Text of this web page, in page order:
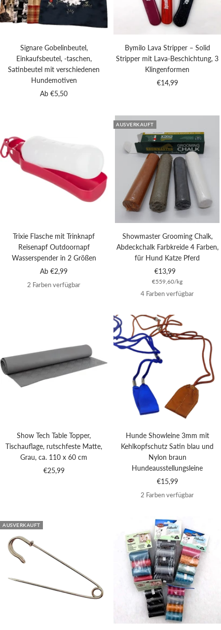
Signare Gobelinbeutel,
Einkaufsbeutel, -taschen,
Satinbeutel mit verschiedenen
Hundemotiven
Angebotspreis
Ab €5,50
Bymilo Lava Stripper – Solid
Stripper mit Lava-Beschichtung, 3
Klingenformen
Angebotspreis
€14,99
Trixie Flasche mit Trinknapf
Reisenapf Outdoornapf
Wasserspender in 2 Größen
Angebotspreis
Ab €2,99
2 Farben verfügbar
AUSVERKAUFT
Showmaster Grooming Chalk,
Abdeckchalk Farbkreide 4 Farben,
für Hund Katze Pferd
Angebotspreis
€13,99
€559,60/kg
4 Farben verfügbar
Show Tech Table Topper,
Tischauflage, rutschfeste Matte,
Grau, ca. 110 x 60 cm
Angebotspreis
€25,99
Hunde Showleine 3mm mit
Kehlkopfschutz Satin blau und
Nylon braun
Hundeausstellungsleine
Angebotspreis
€15,99
2 Farben verfügbar
AUSVERKAUFT